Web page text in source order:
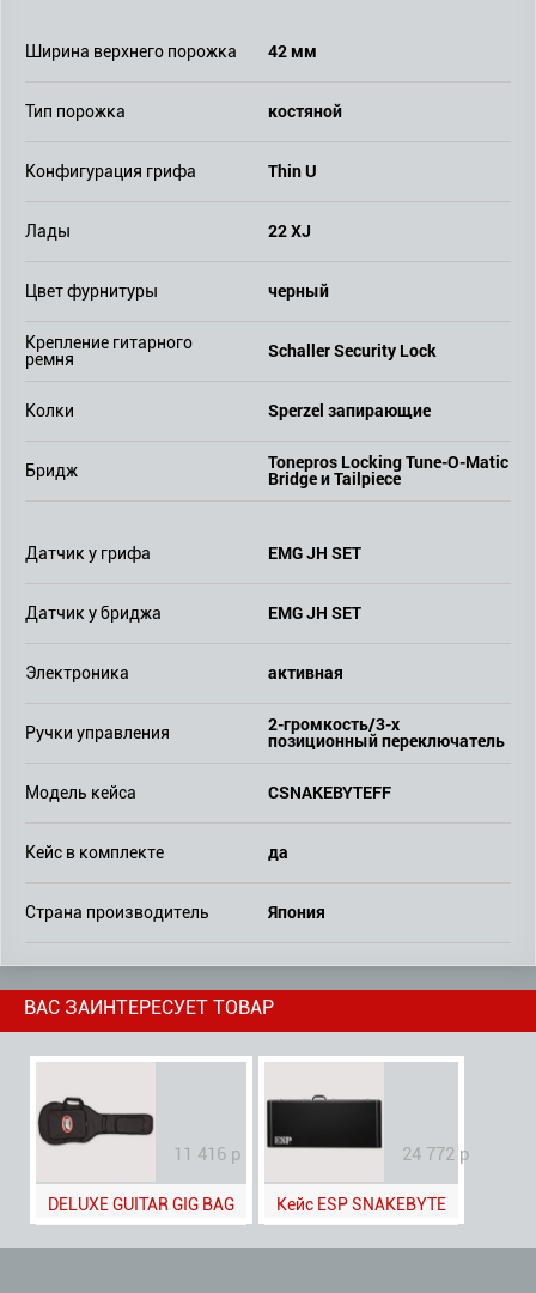
Ширина верхнего порожка 42 мм
Тип порожка костяной
Конфигурация грифа Thin U
Лады 22 XJ
Цвет фурнитуры черный
Крепление гитарного
ремня
Schaller Security Lock
Колки Sperzel запирающие
Бридж Tonepros Locking Tune-O-Matic
Bridge и Tailpiece
Датчик у грифа EMG JH SET
Датчик у бриджа EMG JH SET
Электроника активная
Ручки управления 2-громкость/3-x
позиционный переключатель
Модель кейса CSNAKEBYTEFF
Кейс в комплекте да
Страна производитель Япония
ВАС ЗАИНТЕРЕСУЕТ ТОВАР
11 416 р
DELUXE GUITAR GIG BAG
24 772 р
Кейс ESP SNAKEBYTE